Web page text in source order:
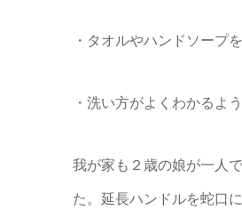
・タオルやハンドソープ
・洗い方がよくわかるよ
我が家も２歳の娘が一人
た。延長ハンドルを蛇口